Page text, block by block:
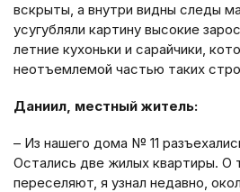
вскрыты, а внутри видны следы
усугубляли картину высокие
летние кухоньки и сарайчики,
неотъемлемой частью таких
Даниил, местный житель:
– Из нашего дома № 11
Остались две жилых квартиры. О
переселяют, я узнал недавно,